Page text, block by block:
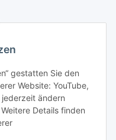
gestatten Sie den
Website: YouTube,
jederzeit ändern
Details finden